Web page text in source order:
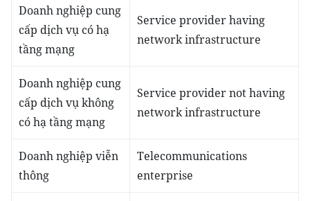
Doanh nghiệp cung
cấp dịch vụ có hạ
tầng mạng
Service provider having
network infrastructure
Doanh nghiệp cung
cấp dịch vụ không
có hạ tầng mạng
Service provider not having
network infrastructure
Doanh nghiệp viễn
thông
Telecommunications
enterprise